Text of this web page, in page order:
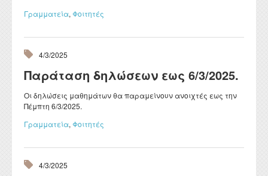
Γραμματεία, Φοιτητές
4/3/2025
Παράταση δηλώσεων εως 6/3/2025.
Οι δηλώσεις μαθημάτων θα παραμείνουν ανοιχτές εως την
Πέμπτη 6/3/2025.
Γραμματεία, Φοιτητές
4/3/2025